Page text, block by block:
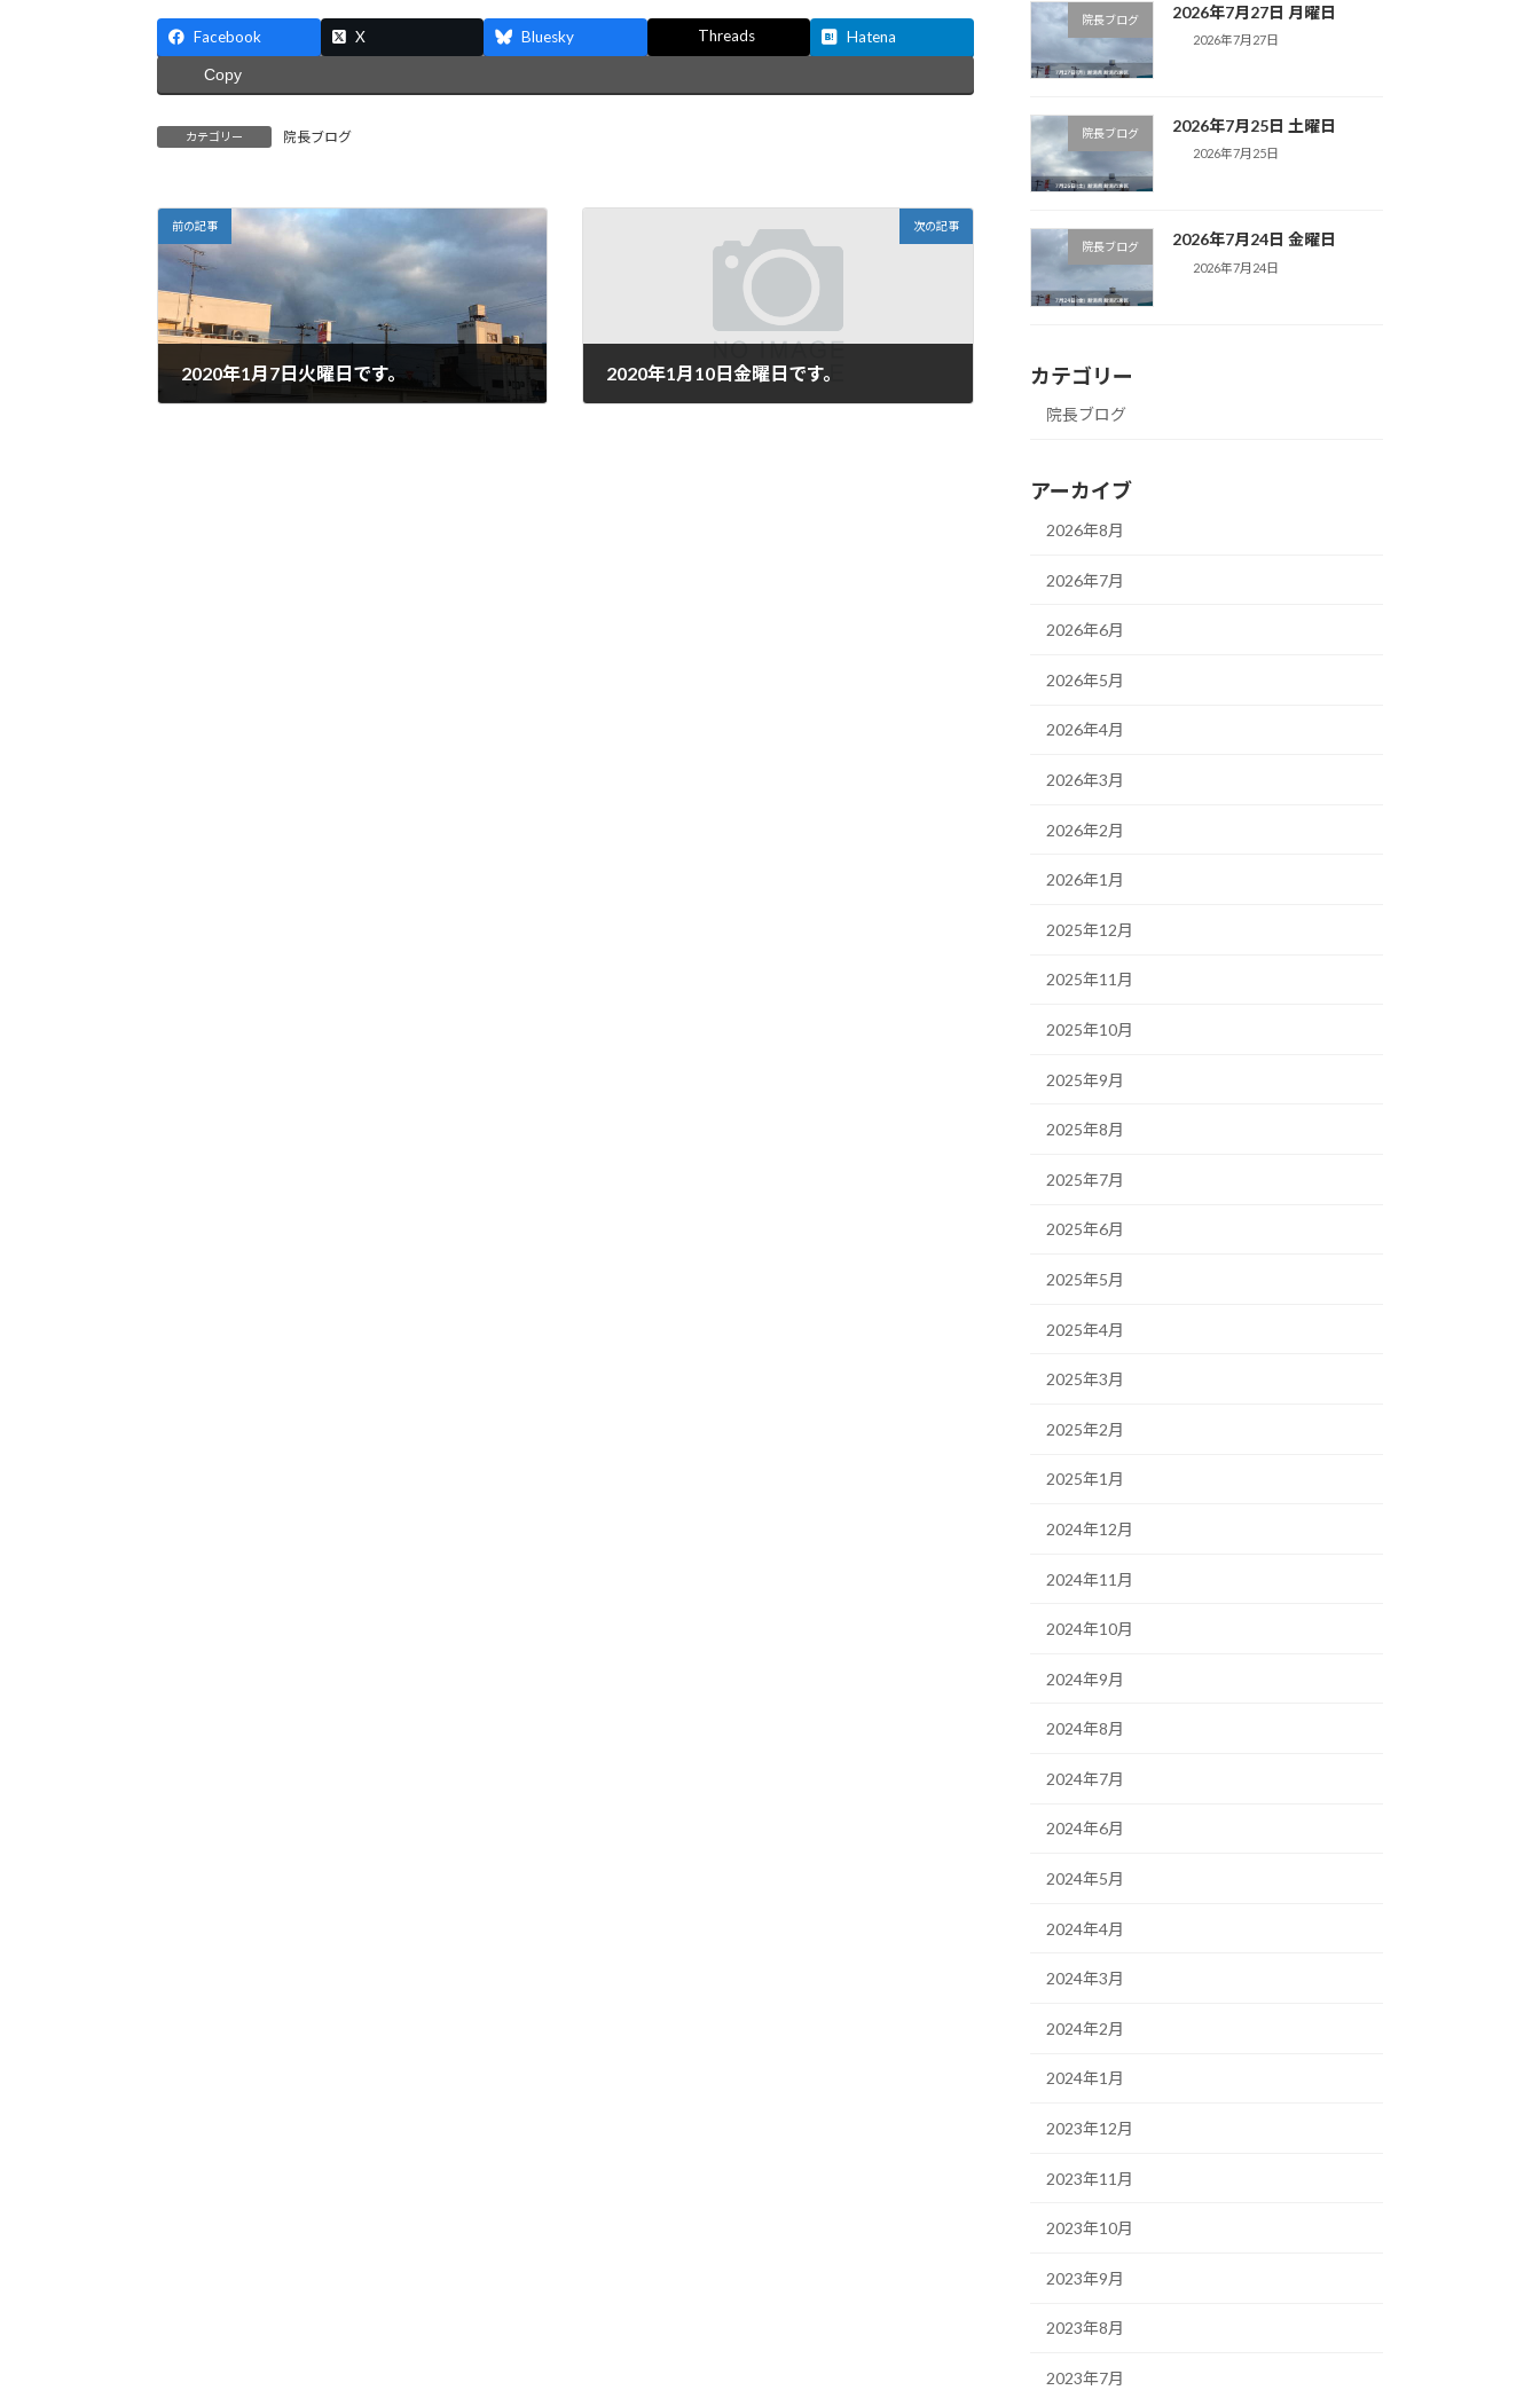
Facebook X Bluesky Threads Hatena
Copy
カテゴリー 院長ブログ
前の記事
2020年1月7日火曜日です。
次の記事
2020年1月10日金曜日です。
院長ブログ 2026年7月27日 月曜日
2026年7月27日
院長ブログ 2026年7月25日 土曜日
2026年7月25日
院長ブログ 2026年7月24日 金曜日
2026年7月24日
カテゴリー
院長ブログ
アーカイブ
2026年8月
2026年7月
2026年6月
2026年5月
2026年4月
2026年3月
2026年2月
2026年1月
2025年12月
2025年11月
2025年10月
2025年9月
2025年8月
2025年7月
2025年6月
2025年5月
2025年4月
2025年3月
2025年2月
2025年1月
2024年12月
2024年11月
2024年10月
2024年9月
2024年8月
2024年7月
2024年6月
2024年5月
2024年4月
2024年3月
2024年2月
2024年1月
2023年12月
2023年11月
2023年10月
2023年9月
2023年8月
2023年7月